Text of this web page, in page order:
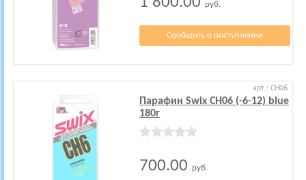
руб.
Сообщить о поступлении
арт.: CH06
Парафин Swix CH06 (-6-12) blue
180г
700.00 руб.